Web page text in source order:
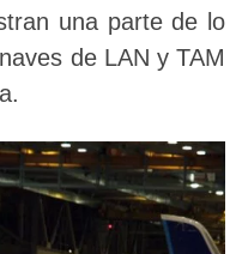
una parte de lo
de LAN y TAM